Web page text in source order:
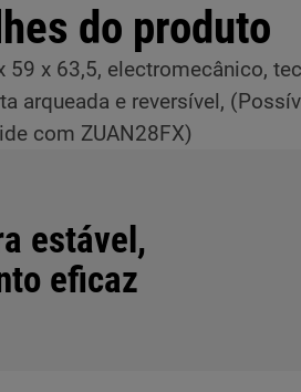
do produto
x 63,5, electromecânico,
arqueada e reversível,
com ZUAN28FX)
estável,
eficaz